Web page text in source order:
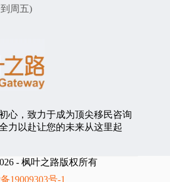
周五)
心，致力于成为顶尖移民咨询
力以赴让您的未来从这里起
- 枫叶之路版权所有
19009303号-1